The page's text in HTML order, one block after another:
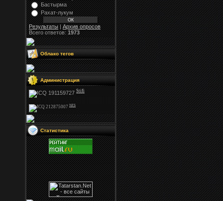
Бастырма
Рахат-лукум
Результаты|Архив опросов
Всего ответов:1973
Облако тегов
Администрация
Stifi
NFS
Статистика